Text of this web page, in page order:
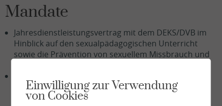
Mandate
Jahresdienstleistungsvertrag mit dem DEKS/DVB im
Hinblick auf den sexualpädagogischen Unterricht
sowie die Prävention von sexuellem Missbrauch und
für Gesundheit
Einwilligung zur Verwendung
von Cookies